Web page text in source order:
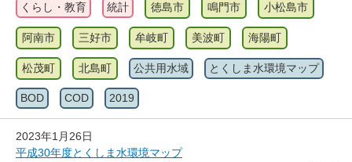
くらし・教育 統計 徳島市 鳴門市 小松島市
阿南市 三好市 牟岐町 美波町 海陽町
松茂町 北島町 公共用水域 とくしま水環境マップ
BOD COD 2019
2023年1月26日
平成30年度とくしま水環境マップ